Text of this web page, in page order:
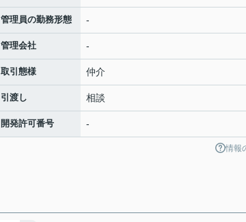
管理員の勤務形態 -
管理会社 -
取引態様 仲介
引渡し 相談
開発許可番号 -
情報